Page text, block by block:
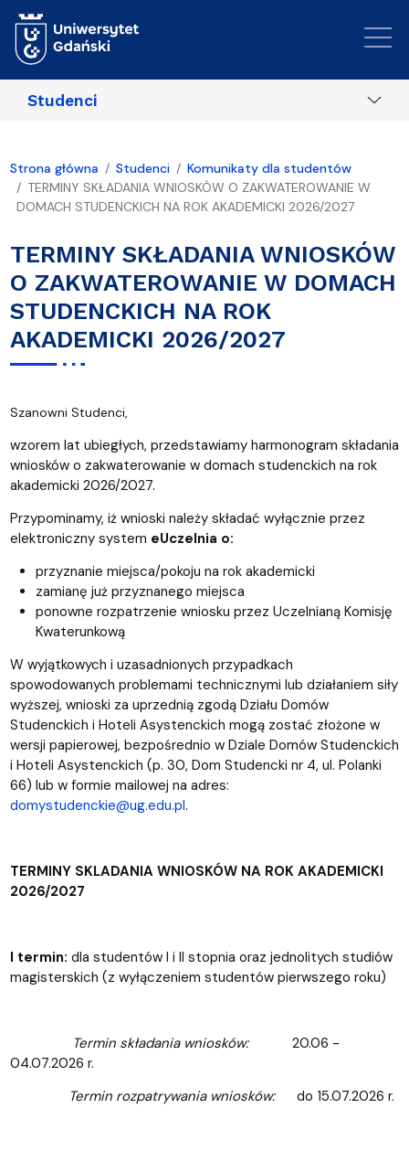
Studenci
Strona główna Studenci
Komunikaty dla studentów
TERMINY SKŁADANIA WNIOSKÓW O ZAKWATEROWANIE W
DOMACH STUDENCKICH NA ROK AKADEMICKI 2026/2027
TERMINY SKŁADANIA WNIOSKÓW
O ZAKWATEROWANIE W DOMACH
STUDENCKICH NA ROK
AKADEMICKI 2026/2027
Szanowni Studenci,
wzorem lat ubiegłych, przedstawiamy harmonogram składania
wniosków o zakwaterowanie w domach studenckich na rok
akademicki 2026/2027.
Przypominamy, iż wnioski należy składać wyłącznie przez
elektroniczny system eUczelnia o:
przyznanie miejsca/pokoju na rok akademicki
zamianę już przyznanego miejsca
ponowne rozpatrzenie wniosku przez Uczelnianą Komisję
Kwaterunkową
W wyjątkowych i uzasadnionych przypadkach
spowodowanych problemami technicznymi lub działaniem siły
wyższej, wnioski za uprzednią zgodą Działu Domów
Studenckich i Hoteli Asystenckich mogą zostać złożone w
wersji papierowej, bezpośrednio w Dziale Domów Studenckich
i Hoteli Asystenckich (p. 30, Dom Studencki nr 4, ul. Polanki
66) lub w formie mailowej na adres:
domystudenckie@ug.edu.pl.
TERMINY SKLADANIA WNIOSKÓW NA ROK AKADEMICKI
2026/2027
I termin: dla studentów I i II stopnia oraz jednolitych studiów
magisterskich (z wyłączeniem studentów pierwszego roku)
Termin składania wniosków:
20.06 -
04.07.2026 r.
Termin rozpatrywania wniosków:
do 15.07.2026 r.